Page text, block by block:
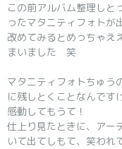
この前アルバム整理しと
ったマタニティフォトが
改めてみるとめっちゃえ
まいました 笑
マタニティフォトちゅう
に残しとくことなんです
感動してもうて！
仕上り見たときに、アー
いて出てしもて、笑わ